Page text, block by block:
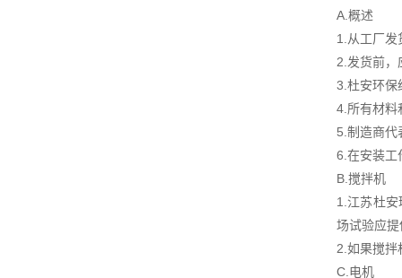
A.概述
1.从工厂发
2.发货前，
3.杜安环保
4.所有材料
5.制造商代
6.在安装工
B.搅拌机
1.江苏杜
场试验应
2.如果搅拌
C.电机